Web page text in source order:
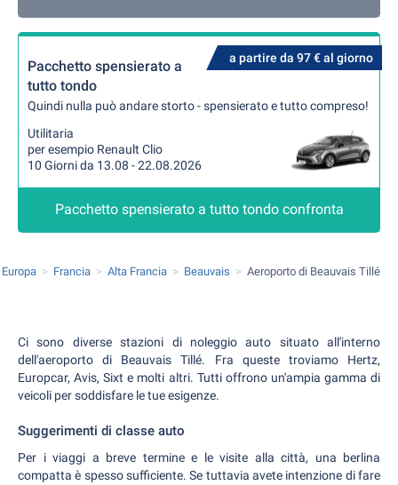
a partire da 97 € al giorno
Pacchetto spensierato a
tutto tondo
Quindi nulla può andare storto - spensierato e tutto compreso!
Utilitaria
per esempio Renault Clio
10 Giorni da 13.08 - 22.08.2026
Pacchetto spensierato a tutto tondo confronta
Europa Francia Alta Francia Beauvais Aeroporto di Beauvais Tillé
Ci sono diverse stazioni di noleggio auto situato all'interno
dell'aeroporto di Beauvais Tillé. Fra queste troviamo Hertz,
Europcar, Avis, Sixt e molti altri. Tutti offrono un'ampia gamma di
veicoli per soddisfare le tue esigenze.
Suggerimenti di classe auto
Per i viaggi a breve termine e le visite alla città, una berlina
compatta è spesso sufficiente. Se tuttavia avete intenzione di fare